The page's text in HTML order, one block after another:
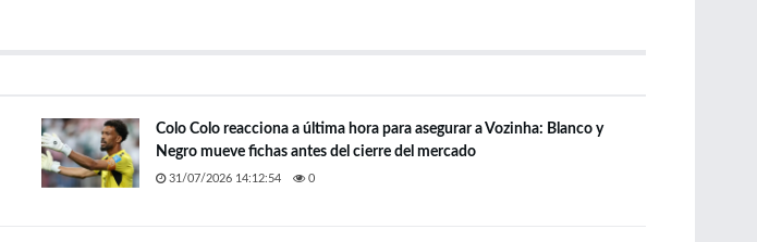
Colo Colo reacciona a última hora para asegurar a Vozinha: Blanco y
Negro mueve fichas antes del cierre del mercado
31/07/2026 14:12:54 0